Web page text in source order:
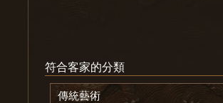
符合客家的分類
傳統藝術